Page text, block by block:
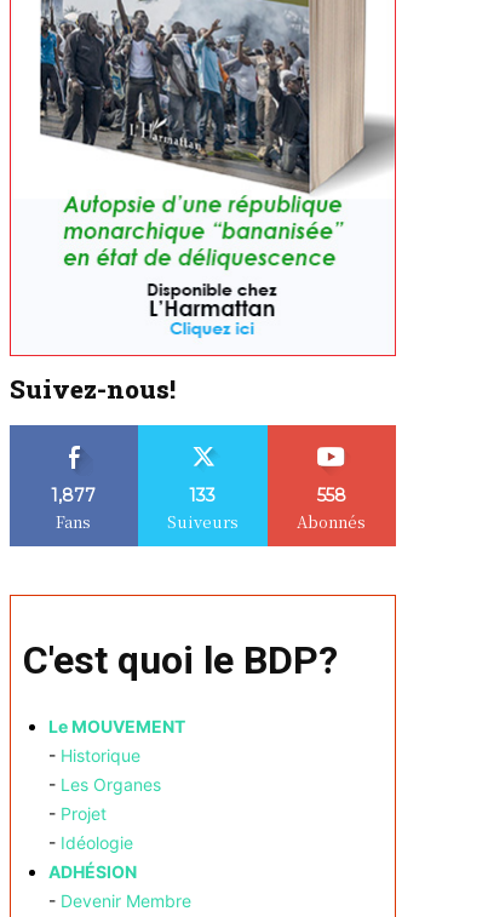
Suivez-nous!
1,877
Fans
133
Suiveurs
558
Abonnés
C'est quoi le BDP?
Le MOUVEMENT
- Historique
- Les Organes
- Projet
- Idéologie
ADHÉSION
- Devenir Membre